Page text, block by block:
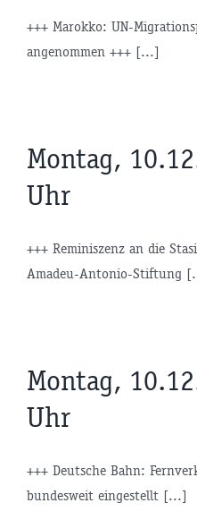
+++ Marokko: UN-
angenommen +++ [...]
Montag,
Uhr
+++ Reminiszenz an die
Amadeu-Antonio-Stiftung
Montag,
Uhr
+++ Deutsche Bahn:
bundesweit eingestellt [...]